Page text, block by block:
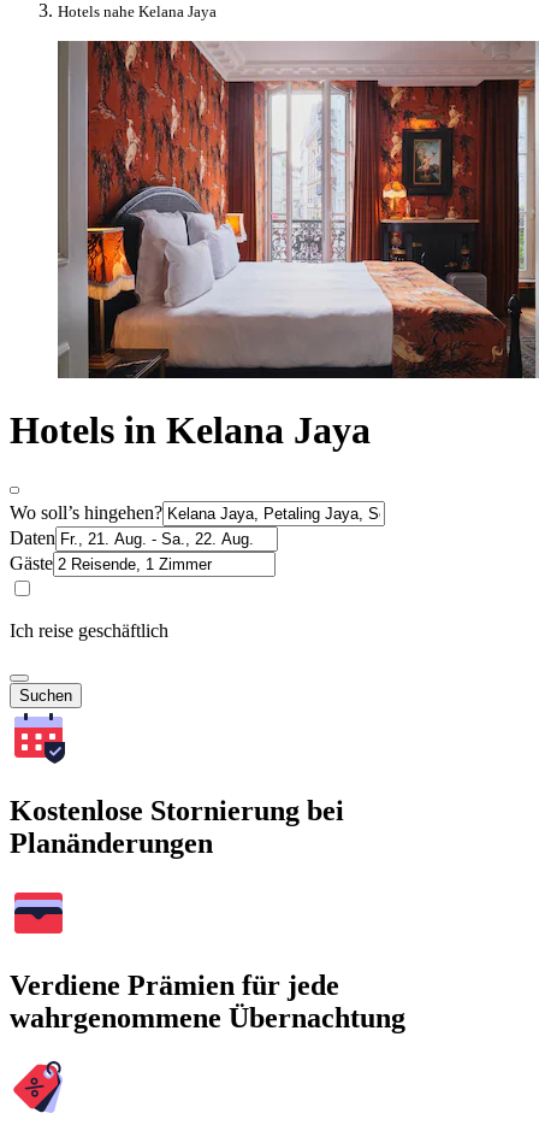
Hotels nahe Kelana Jaya
Hotels in Kelana Jaya
Wo soll’s hingehen?
Daten
Gäste
Ich reise geschäftlich
Suchen
Kostenlose Stornierung bei
Planänderungen
Verdiene Prämien für jede
wahrgenommene Übernachtung